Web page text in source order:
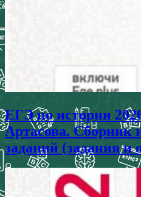
ЕГЭ по истории
Артасова. Сборник
заданий (задания и